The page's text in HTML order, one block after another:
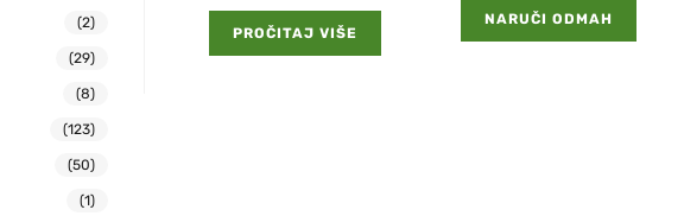
PROČITAJ VIŠE
NARUČI ODMAH
(2)
(29)
(8)
(123)
(50)
(1)